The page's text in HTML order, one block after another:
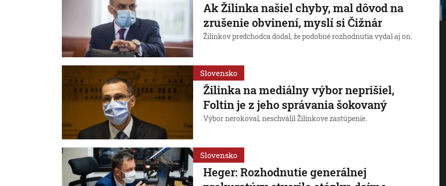
Ak Žilinka našiel chyby, mal dôvod na
zrušenie obvinení, myslí si Čižnár
Žilinkov predchodca dodal, že podobné rozhodnutia vydal aj on.
Slovensko
Žilinka na mediálny výbor neprišiel,
Foltin je z jeho správania šokovaný
Výbor nerokoval, neschválil Žilinkove zastúpenie.
Slovensko
Heger: Rozhodnutie generálnej